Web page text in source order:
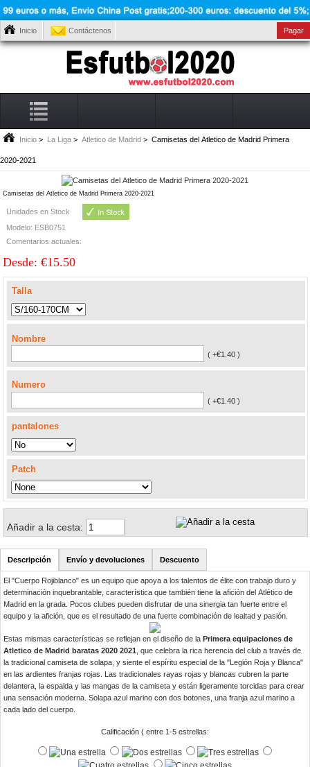
Inicio Contáctenos Pagar
Inicio > La Liga > Atletico de Madrid > Camisetas del Atletico de Madrid Primera
2020-2021
Camisetas del Atletico de Madrid Primera 2020-2021
Unidades en Stock
Modelo: ESB0751
Comentarios actuales:
Desde: €15.50
Talla
Nombre
( +€1.40 )
Numero
( +€1.40 )
pantalones
Patch
Añadir a la cesta:
Descripción Envío y devoluciones Descuento
El "Cuerpo Rojiblanco" es un equipo que apoya a los talentos de élite con trabajo duro y
determinación inquebrantable, característica que también tiene la afición del Atlético de
Madrid en la grada. Pocos clubes pueden disfrutar de una sinergia tan fuerte entre el
equipo y la afición, que es el resultado de una fuerte combinación de lealtad y pasión.
Estas mismas características se reflejan en el diseño de laPrimera equipaciones de
Atletico de Madrid baratas 2020 2021 , que celebra la rica herencia del club a través de
la tradicional camiseta de solapa, y siente el espíritu especial de la "Legión Roja y Blanca"
en las ardientes franjas rojas. Las tradicionales rayas rojas y blancas cubren la parte
delantera, la espalda y las mangas de la camiseta y están ligeramente torcidas para crear
una sensación moderna. Solapa azul marino con dos botones, una franja azul marino a
cada lado del cuerpo.
Calificación ( entre 1-5 estrellas: